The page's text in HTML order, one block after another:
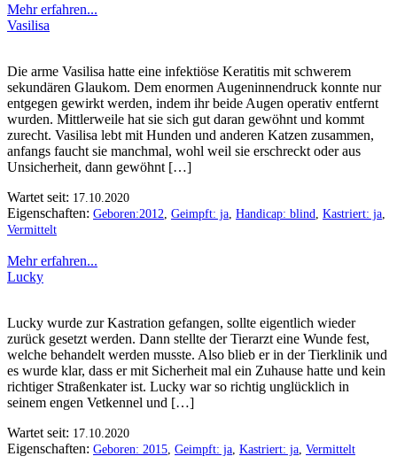
Mehr erfahren...
Vasilisa
Die arme Vasilisa hatte eine infektiöse Keratitis mit schwerem
sekundären Glaukom. Dem enormen Augeninnendruck konnte nur
entgegen gewirkt werden, indem ihr beide Augen operativ entfernt
wurden. Mittlerweile hat sie sich gut daran gewöhnt und kommt
zurecht. Vasilisa lebt mit Hunden und anderen Katzen zusammen,
anfangs faucht sie manchmal, wohl weil sie erschreckt oder aus
Unsicherheit, dann gewöhnt […]
Wartet seit: 17.10.2020
Eigenschaften: Geboren:2012 Geimpft: ja Handicap: blind Kastriert: ja
Vermittelt
Mehr erfahren...
Lucky
Lucky wurde zur Kastration gefangen, sollte eigentlich wieder
zurück gesetzt werden. Dann stellte der Tierarzt eine Wunde fest,
welche behandelt werden musste. Also blieb er in der Tierklinik und
es wurde klar, dass er mit Sicherheit mal ein Zuhause hatte und kein
richtiger Straßenkater ist. Lucky war so richtig unglücklich in
seinem engen Vetkennel und […]
Wartet seit: 17.10.2020
Eigenschaften: Geboren: 2015 Geimpft: ja Kastriert: ja Vermittelt